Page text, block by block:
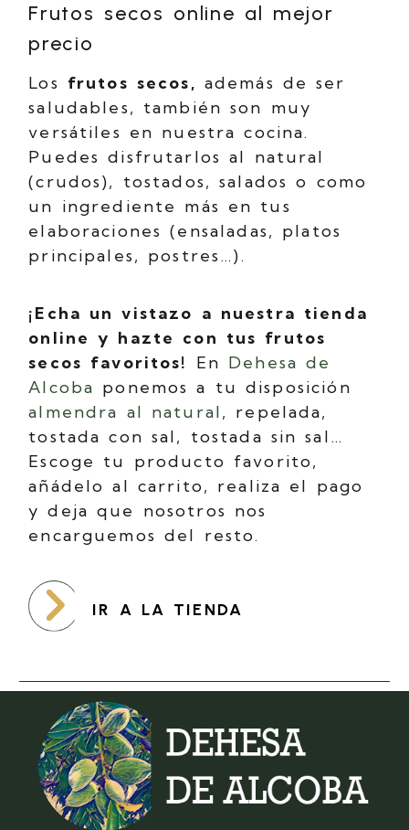
Frutos secos online al mejor
precio
Los frutos secos, además de ser
saludables, también son muy
versátiles en nuestra cocina.
Puedes disfrutarlos al natural
(crudos), tostados, salados o como
un ingrediente más en tus
elaboraciones (ensaladas, platos
principales, postres…).
¡Echa un vistazo a nuestra tienda
online y hazte con tus frutos
secos favoritos!
En Dehesa de
Alcoba ponemos a tu disposición
almendra al natural, repelada,
tostada con sal, tostada sin sal…
Escoge tu producto favorito,
añádelo al carrito, realiza el pago
y deja que nosotros nos
encarguemos del resto.
IR A LA TIENDA